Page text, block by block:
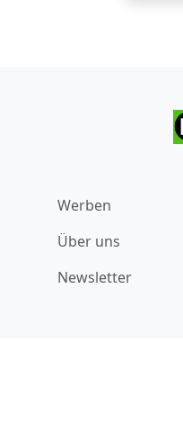
Werben
Über uns
Newsletter